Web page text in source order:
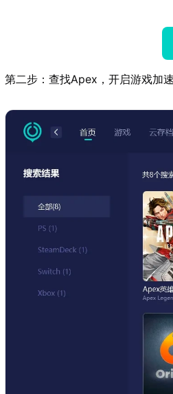
第二步：查找Apex，开启游戏加速